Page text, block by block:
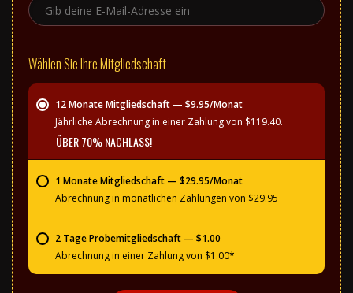
Wählen Sie Ihre Mitgliedschaft
12 Monate Mitgliedschaft — $9.95/Monat
Jährliche Abrechnung in einer Zahlung von $119.40.
ÜBER 70% NACHLASS!
1 Monate Mitgliedschaft — $29.95/Monat
Abrechnung in monatlichen Zahlungen von $29.95
2 Tage Probemitgliedschaft — $1.00
Abrechnung in einer Zahlung von $1.00*